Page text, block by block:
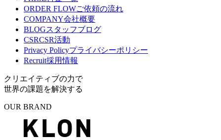
ORDER FLOWご依頼の流れ
COMPANY会社概要
BLOGスタッフブログ
CSRCSR活動
Privacy Policyプライバシーポリシー
Recruit採用情報
クリエイティブの力で
世界の課題を解決する
OUR BRAND